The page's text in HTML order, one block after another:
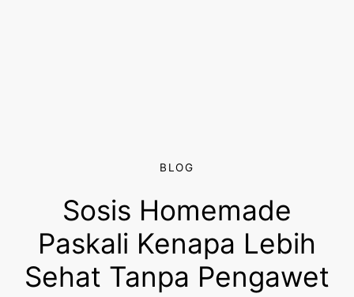
BLOG
Sosis Homemade
Paskali Kenapa Lebih
Sehat Tanpa Pengawet